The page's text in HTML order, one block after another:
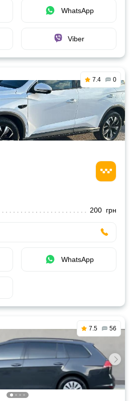
WhatsApp
Viber
7.4 0
200 грн
WhatsApp
7.5 56